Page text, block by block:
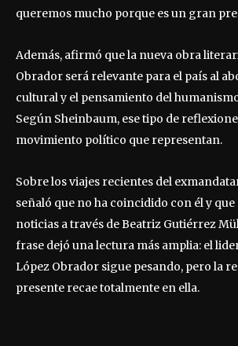
queremos mucho porque es un gran
Además, afirmó que la nueva obra
Obrador será relevante para el país al
cultural y el pensamiento del
Según Sheinbaum, ese tipo de
movimiento político que representan.
Sobre los viajes recientes del
señaló que no ha coincidido con él y
noticias a través de Beatriz Gutiérrez
frase dejó una lectura más amplia: el
López Obrador sigue pesando, pero la
presente recae totalmente en ella.